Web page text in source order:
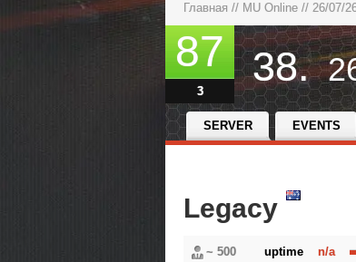
Главная // MU Online // 26/07/
87
3
38.
SERVER EVENTS
Legacy
~ 500 n/a
uptime